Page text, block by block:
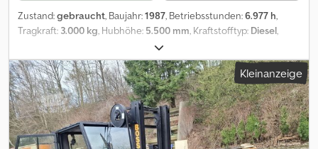
Zustand:gebraucht, Baujahr:1987, Betriebsstunden:6.977 h,
Tragkraft: 3.000 kg, Hubhöhe: 5.500 mm, Kraftstofftyp: Diesel,
, Ausstattung:
RH 30 D MK IV B-1 Dieselstapler * Deutsches Fahrzeug *
Mercedes Motor !!!!! * 1987 * Tragfähigkeit MAX 3000 kg bei 3,50
m höhe * 2340 kg bei 5,50m höhe * Voll Funktionsfähig * lange
Zinken !! * Verladung in/ auf Auflieger möglich * Paragraph 25
Codpov Hq N Defx Aagerf
Kleinanzeige